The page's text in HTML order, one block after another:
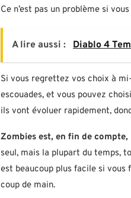
Ce n’est pas un problème si
A lire aussi : Diablo 4
Si vous regrettez vos choix à
escouades, et vous pouvez
ils vont évoluer rapidement,
Zombies est, en fin de
seul, mais la plupart du temps,
est beaucoup plus facile si vous
coup de main.